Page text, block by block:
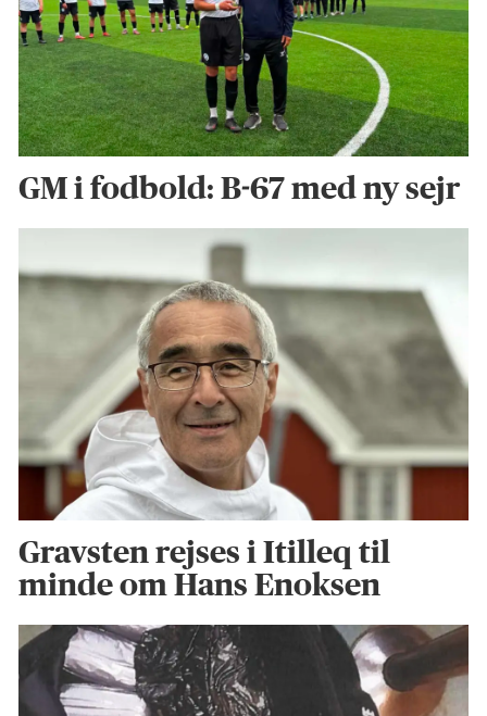
GM i fodbold: B-67 med ny sejr
Gravsten rejses i Itilleq til
minde om Hans Enoksen